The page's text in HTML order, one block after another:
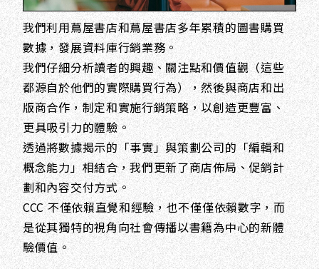
我們利用蔦屋書店和蔦屋書店多年累積的圖書購買
數據，發展資料庫行銷業務。
我們仔細分析讀者的興趣、關注點和價值觀（這些
都源自於他們的實際購買行為），然後與商店和出
版商合作，制定和實施行銷策略，以創造更豐富、
更具吸引力的體驗。
透過將數據揭示的「事實」與策劃公司的「編輯和
概念能力」相結合，我們更新了商店佈局、促銷計
劃和內容交付方式。
CCC 不僅依賴直覺和經驗，也不僅僅依賴數字，而
是從其獨特的視角向社會傳播以書籍為中心的新體
驗價值。